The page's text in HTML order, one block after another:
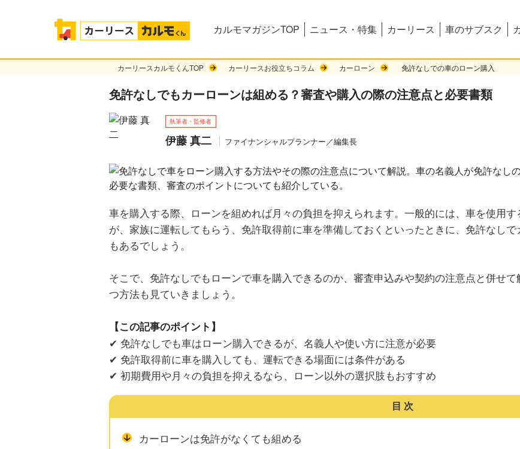
カルモマガジンTOP ニュース・特集 カーリース 車のサブスク
カーリースカルモくんTOP カーリースお役立ちコラム カーローン 免許なしでの車のローン購入
免許なしでもカーローンは組める？審査や購入の際の注意点と必要書類
執筆者・監修者
伊藤 真二 ファイナンシャルプランナー／編集長
車を購入する際、ローンを組めれば月々の負担を抑えられます。一般的には、車を使用
が、家族に運転してもらう、免許取得前に車を準備しておくといったときに、免許なし
もあるでしょう。
そこで、免許なしでもローンで車を購入できるのか、審査申込みや契約の注意点と併せ
つ方法も見ていきましょう。
【この記事のポイント】
✔ 免許なしでも車はローン購入できるが、名義人や使い方に注意が必要
✔ 免許取得前に車を購入しても、運転できる場面には条件がある
✔ 初期費用や月々の負担を抑えるなら、ローン以外の選択肢もおすすめ
目次
カーローンは免許がなくても組める